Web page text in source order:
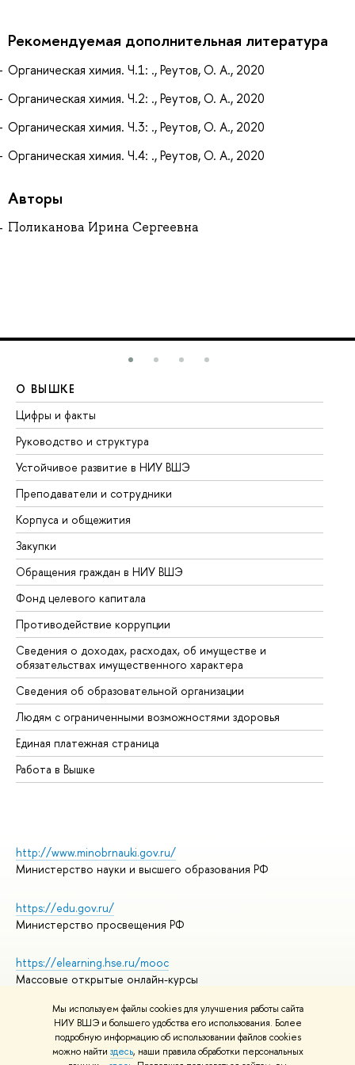
Мы используем файлы cookies для улучшения работы сайта
НИУ ВШЭ и большего удобства его использования. Более
подробную информацию об использовании файлов cookies
можно найти здесь, наши правила обработки персональных
Рекомендуемая дополнительная литература
Органическая химия. Ч.1: ., Реутов, О. А., 2020
Органическая химия. Ч.2: ., Реутов, О. А., 2020
Органическая химия. Ч.3: ., Реутов, О. А., 2020
Органическая химия. Ч.4: ., Реутов, О. А., 2020
Авторы
Поликанова Ирина Сергеевна
О ВЫШКЕ
Цифры и факты
Руководство и структура
Устойчивое развитие в НИУ ВШЭ
Преподаватели и сотрудники
Корпуса и общежития
Закупки
Обращения граждан в НИУ ВШЭ
Фонд целевого капитала
Противодействие коррупции
Сведения о доходах, расходах, об имуществе и
обязательствах имущественного характера
Сведения об образовательной организации
Людям с ограниченными возможностями здоровья
Единая платежная страница
Работа в Вышке
http://www.minobrnauki.gov.ru/
Министерство науки и высшего образования РФ
https://edu.gov.ru/
Министерство просвещения РФ
https://elearning.hse.ru/mooc
Массовые открытые онлайн-курсы
© НИУ ВШЭ 1993–2026
Адреса и контакты
Условия использования материалов